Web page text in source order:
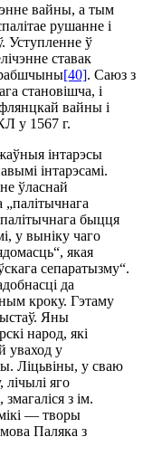
вайны, а тым
рушанне і
Уступленне ў
ставак
[40]. Саюз з
становішча, і
вайны і
у 1567 г.
інтарэсы
інтарэсамі.
ўласнай
„палітычнага
быцця
у выніку чаго
якая
сепаратызму“.
да
кроку. Гэтаму
Яны
народ, які
уваход у
Ліцьвіны, у сваю
лічылі яго
з ім.
— творы
Паляка з